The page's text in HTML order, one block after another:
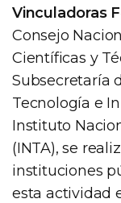
Vinculadoras
Consejo
Científicas y
Subsecretaría
Tecnología e
Instituto
(INTA), se
instituciones
esta actividad